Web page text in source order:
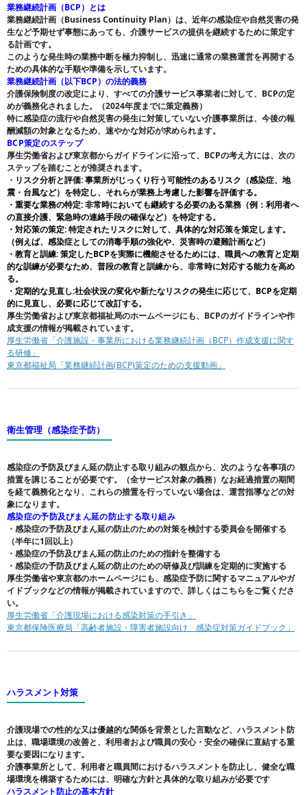
業務継続計画（BCP）とは
業務継続計画（Business Continuity Plan）は、近年の感染症や自然災害の発
生など予期せず事態にあっても、介護サービスの提供を継続するために策定す
る計画です。
このような発生時の業務中断を極力抑制し、迅速に通常の業務運営を再開する
ための具体的な手順や準備を示しています。
業務継続計画（以下BCP）の法的義務
介護保険制度の改定により、すべての介護サービス事業者に対して、BCPの定
めが義務化されました。（2024年度までに策定義務）
特に感染症の流行や自然災害の発生に対策していない介護事業​​所は、今後の報
酬減額の対象となるため、速やかな対応が求められます。
BCP策定のステップ
厚生労働省および東京都からガイドラインに沿って、BCPの考え方には、次の
ステップを踏むことが推奨されます。
・ リスク分析と評価: 事業所がじっくり行う可能性のあるリスク（感染症、地
震・台風など）を特定し、それらが業務上考慮した影響を評価する。
・重要な業務の特定: 非常時においても継続する必要のある業務（例：利用者へ
の直接介護、緊急時の連絡手段の確保など）を特定する。
・対応策の策定: 特定されたリスクに対して、具体的な対応策を策定します。
（例えば、感染症としての消毒手順の強化や、災害時の避難計画など）
・教育と訓練: 策定したBCPを実際に機能させるためには、職員への教育と定期
的な訓練が必要なため、普段の教育と訓練から、非常時に対応する能力を高め
る。
・ 定期的な見直し:社会状況の変化や新たなリスクの発生に応じて、BCPを定期
的に見直し、必要に応じて改訂する。
厚生労働省および東京都福祉局のホームページにも、BCPのガイドラインや作
成支援の情報が掲載されています。
厚生労働省「介護施設・事業所における業務継続計画（BCP）作成支援に関す
る研修」
東京都福祉局「業務継続計画(BCP)策定のための支援動画」
衛生管理（感染症予防）
感染症の予防及びまん延の防止する取り組みの観点から、次のような各事項の
措置を講じることが必要です。（全サービス対象の義務） なお経過措置の期間
を経て義務化となり、これらの措置を行っていない場合は、運営指導などの対
象になります。
感染症の予防及びまん延の防止する取り組み
・感染症の予防及びまん延の防止のための対策を検討する委員会を開催する
（半年に1回以上）
・感染症の予防及びまん延の防止のための指針を整備する
・感染症の予防及びまん延の防止のための研修及び訓練を定期的に実施する
厚生労働省や東京都のホームページにも、感染症予防に関するマニュアルやガ
イドブックなどの情報が掲載されていますので、詳しくはこちらをご覧くださ
い。
厚生労働省「介護現場における感染対策の手引き」
東京都保険医療局「高齢者施設・障害者施設向け 感染症対策ガイドブック」
ハラスメント対策
介護現場での性的な又は優越的な関係を背景とした言動など、ハラスメント防
止は、職場環境の改善と、利用者および職員の安心・安全の確保に直結する重
要な要因になります。
介護事業所として、利用者と職員間におけるハラスメントを防止し、健全な職
場環境を構築するためには、明確な方針と具体的な取り組みが必要です
ハラスメント防止の基本方針